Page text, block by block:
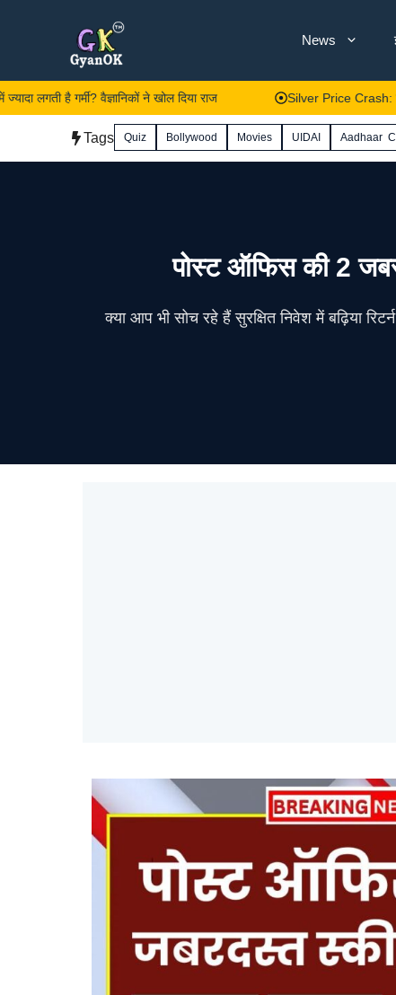
News
गर्मी? वैज्ञानिकों ने खोल दिया राज Silver Price Crash: रातों-रात
Tags Quiz Bollywood Movies UIDAI Aadhaar
पोस्ट ऑफिस की 2
क्या आप भी सोच रहे हैं सुरक्षित निवेश में बढ़िया